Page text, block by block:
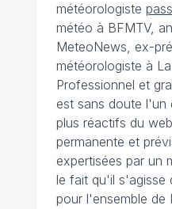
météorologiste
météo à BFMTV,
MeteoNews, ex-
météorologiste à
Professionnel et
est sans doute l'un
plus réactifs du
permanente et
expertisées par un
le fait qu'il s'agisse
pour l'ensemble de